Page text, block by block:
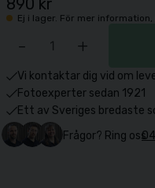
890 kr
Ej i lager. För mer
- +
Vi kontaktar dig vid om
Fotoexperter sedan 1921
Ett av Sveriges bredaste
Frågor? Ring oss